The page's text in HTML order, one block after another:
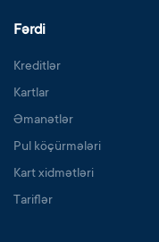
Fərdi
Kreditlər
Kartlar
Əmanətlər
Pul köçürmələri
Kart xidmətləri
Tariflər